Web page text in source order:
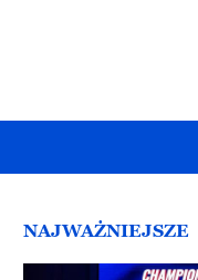
NAJWAŻNIEJSZE